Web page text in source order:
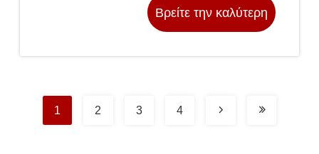
Βρείτε την καλύτερη
1 2 3 4